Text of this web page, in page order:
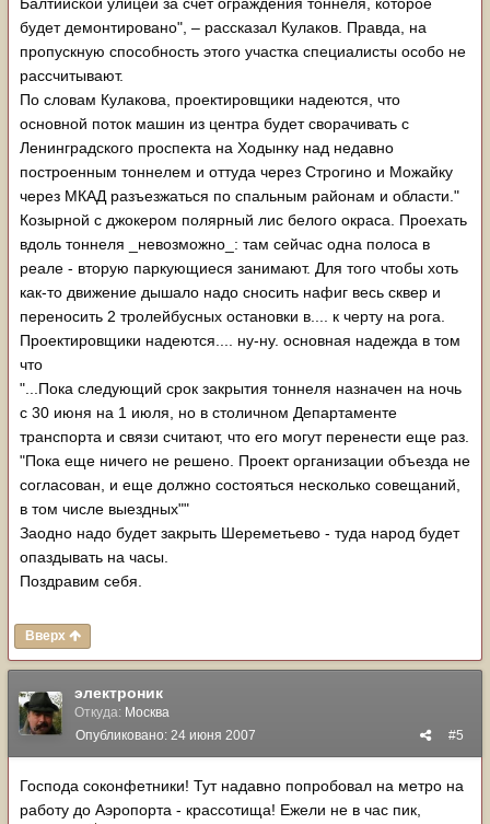
будет демонтировано", – рассказал Кулаков. Правда, на
пропускную способность этого участка специалисты особо не
рассчитывают.
По словам Кулакова, проектировщики надеются, что
основной поток машин из центра будет сворачивать с
Ленинградского проспекта на Ходынку над недавно
построенным тоннелем и оттуда через Строгино и Можайку
через МКАД разъезжаться по спальным районам и области."
Козырной с джокером полярный лис белого окраса. Проехать
вдоль тоннеля _невозможно_: там сейчас одна полоса в
реале - вторую паркующиеся занимают. Для того чтобы хоть
как-то движение дышало надо сносить нафиг весь сквер и
переносить 2 тролейбусных остановки в.... к черту на рога.
Проектировщики надеются.... ну-ну. основная надежда в том
что
"...Пока следующий срок закрытия тоннеля назначен на ночь
с 30 июня на 1 июля, но в столичном Департаменте
транспорта и связи считают, что его могут перенести еще раз.
"Пока еще ничего не решено. Проект организации объезда не
согласован, и еще должно состояться несколько совещаний,
в том числе выездных""
Заодно надо будет закрыть Шереметьево - туда народ будет
опаздывать на часы.
Поздравим себя.
Вверх
электроник
Откуда: Москва
#5
Опубликовано: 24 июня 2007
Господа соконфетники! Тут надавно попробовал на метро на
работу до Аэропорта - крассотища! Ежели не в час пик,